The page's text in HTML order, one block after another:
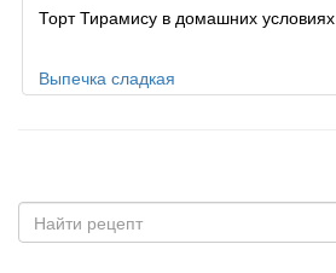
Торт Тирамису в домашних условиях
Выпечка сладкая